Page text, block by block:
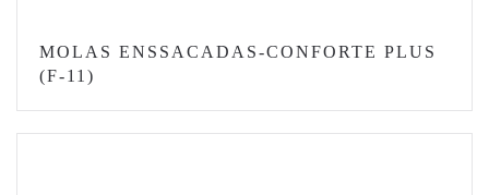
MOLAS ENSSACADAS-CONFORTE PLUS
(F-11)